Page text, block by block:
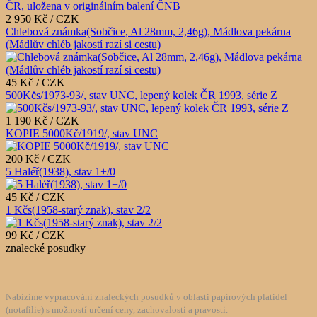
2 950 Kč / CZK
Chlebová známka(Sobčice, Al 28mm, 2,46g), Mádlova pekárna
(Mádlův chléb jakostí razí si cestu)
45 Kč / CZK
500Kčs/1973-93/, stav UNC, lepený kolek ČR 1993, série Z
1 190 Kč / CZK
KOPIE 5000Kč/1919/, stav UNC
200 Kč / CZK
5 Haléř(1938), stav 1+/0
45 Kč / CZK
1 Kčs(1958-starý znak), stav 2/2
99 Kč / CZK
znalecké posudky
Nabízíme vypracování znaleckých posudků v oblasti papírových platidel
(notafilie) s možností určení ceny, zachovalosti a pravosti.